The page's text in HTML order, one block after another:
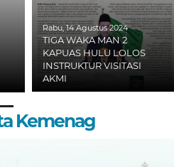
Rabu, 14 Agustus 2024
TIGA WAKA MAN 2
KAPUAS HULU LOLOS
INSTRUKTUR VISITASI
AKMI
Kemenag